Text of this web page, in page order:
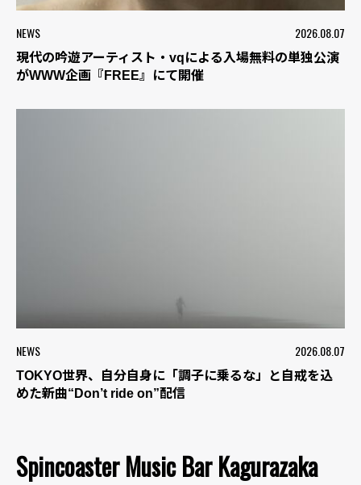
NEWS 2026.08.07
現代の吟遊アーティスト・vqによる入場無料の単独公演
がWWW企画『FREE』にて開催
NEWS 2026.08.07
TOKYO世界、自分自身に「調子に乗るな」と自戒を込
めた新曲“Don’t ride on”配信
Spincoaster Music Bar Kagurazaka